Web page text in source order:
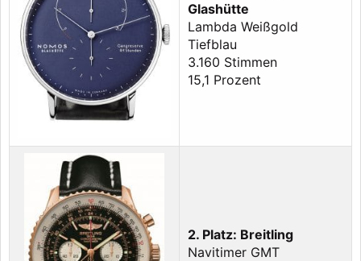
Glashütte
Lambda Weißgold
Tiefblau
3.160 Stimmen
15,1 Prozent
2. Platz: Breitling
Navitimer GMT